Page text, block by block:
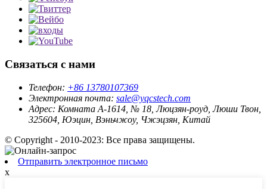
Связаться с нами
Телефон: +86 13780107369
Электронная почта: sale@yqcstech.com
Адрес: Комната A-1614, № 18, Люцзян-роуд, Люши Твон,
325604, Юэцин, Вэньчжоу, Чжэцзян, Китай
© Copyright - 2010-2023: Все права защищены.
Отправить электронное письмо
x